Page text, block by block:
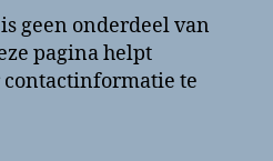
geen onderdeel van
pagina helpt
te